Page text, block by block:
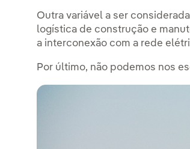
Outra variável a ser
logística de construção e
a interconexão com a rede
Por último, não podemos nos